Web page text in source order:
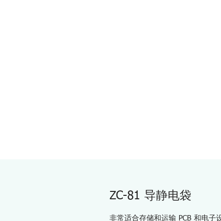
ZC-81 导静电袋
非常适合存储和运输 PCB 和电子